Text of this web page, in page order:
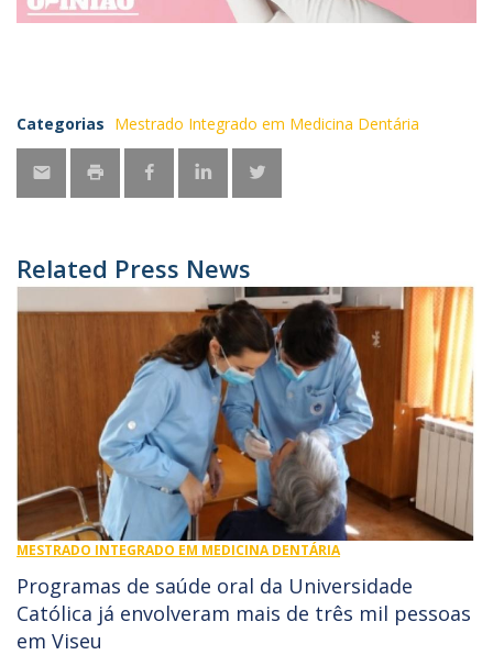
Categorias Mestrado Integrado em Medicina Dentária
Related Press News
MESTRADO INTEGRADO EM MEDICINA DENTÁRIA
Programas de saúde oral da Universidade
Católica já envolveram mais de três mil pessoas
em Viseu